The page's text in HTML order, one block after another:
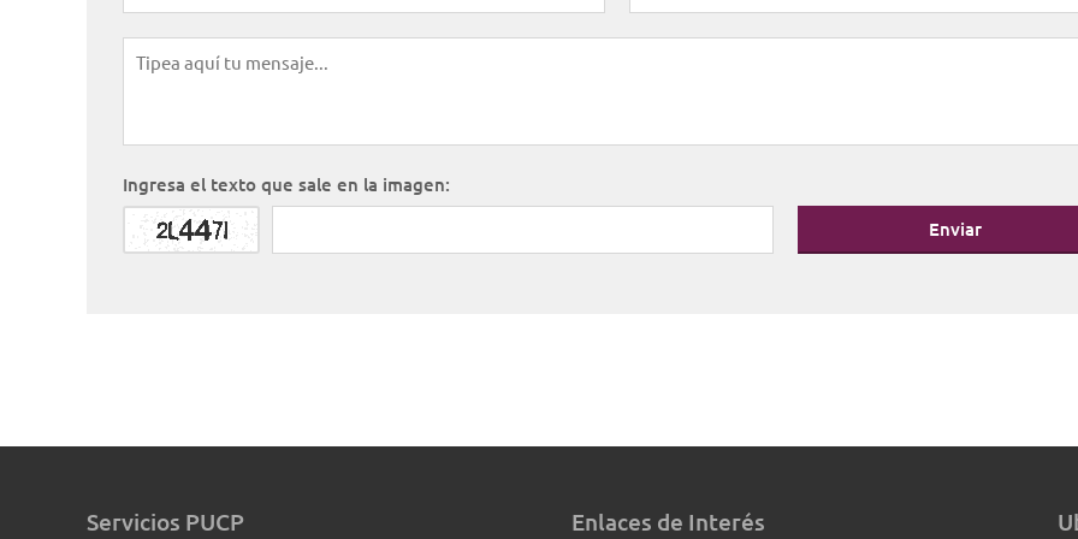
Ingresa el texto que sale en la imagen:
Enviar
Servicios PUCP Enlaces de Interés